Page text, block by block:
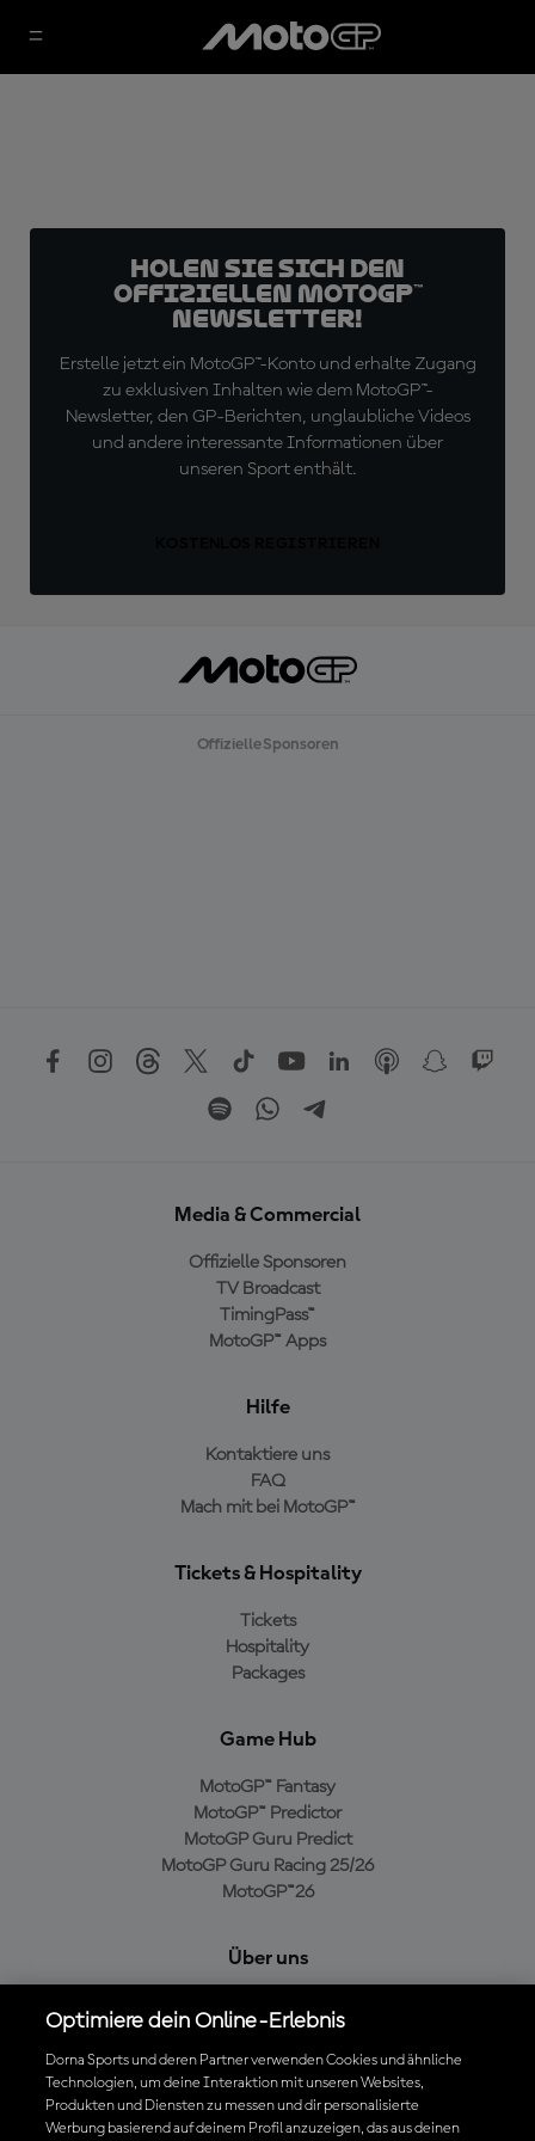
Holen Sie sich den
offiziellen MotoGP™
Newsletter!
Erstelle jetzt ein MotoGP™-Konto und erhalte Zugang
zu exklusiven Inhalten wie dem MotoGP™-
Newsletter, den GP-Berichten, unglaubliche Videos
und andere interessante Informationen über
unseren Sport enthält.
Offizielle Sponsoren
Media & Commercial
Offizielle Sponsoren
TV Broadcast
TimingPass™
MotoGP™ Apps
Hilfe
Kontaktiere uns
FAQ
Mach mit bei MotoGP™
Tickets & Hospitality
Tickets
Hospitality
Packages
Game Hub
MotoGP™ Fantasy
MotoGP™ Predictor
MotoGP Guru Predict
MotoGP Guru Racing 25/26
MotoGP™26
Über uns
Cookie-Richtlinien
Geschäftsbedingungen
Datenschutzrichtlinien
Kaufrichtlinie
Optimiere dein Online-Erlebnis
Dorna Sports und deren Partner verwenden Cookies und ähnliche
Technologien, um deine Interaktion mit unseren Websites,
Produkten und Diensten zu messen und dir personalisierte
Werbung basierend auf deinem Profil anzuzeigen, das aus deinen